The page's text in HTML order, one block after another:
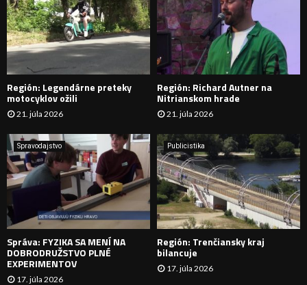
:
D
A
N
I
E
Región: Legendárne preteky
motocyklov ožili
21. júla 2026
Región: Richard Autner na
Nitrianskom hrade
21. júla 2026
Spravodajstvo
Správa: FYZIKA SA MENÍ NA
DOBRODRUŽSTVO PLNÉ
EXPERIMENTOV
17. júla 2026
Publicistika
Región: Trenčiansky kraj
bilancuje
17. júla 2026